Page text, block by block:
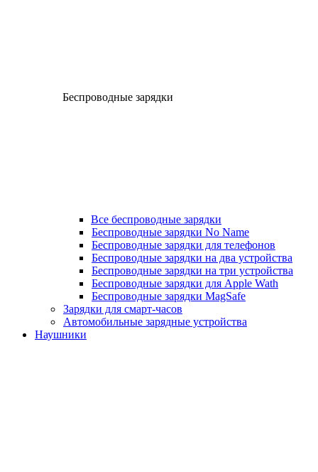
Беспроводные зарядки
Все беспроводные зарядки
Беспроводные зарядки No Name
Беспроводные зарядки для телефонов
Беспроводные зарядки на два устройства
Беспроводные зарядки на три устройства
Беспроводные зарядки для Apple Wath
Беспроводные зарядки MagSafe
Зарядки для смарт-часов
Автомобильные зарядные устройства
Наушники